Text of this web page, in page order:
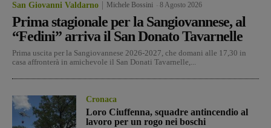
San Giovanni Valdarno Michele Bossini 8 Agosto 2026
Prima stagionale per la Sangiovannese, al
“Fedini” arriva il San Donato Tavarnelle
Prima uscita per la Sangiovannese 2026-2027, che domani alle 17,30 in
casa affronterà in amichevole il San Donati Tavarnelle,...
Cronaca
Loro Ciuffenna, squadre antincendio al
lavoro per un rogo nei boschi